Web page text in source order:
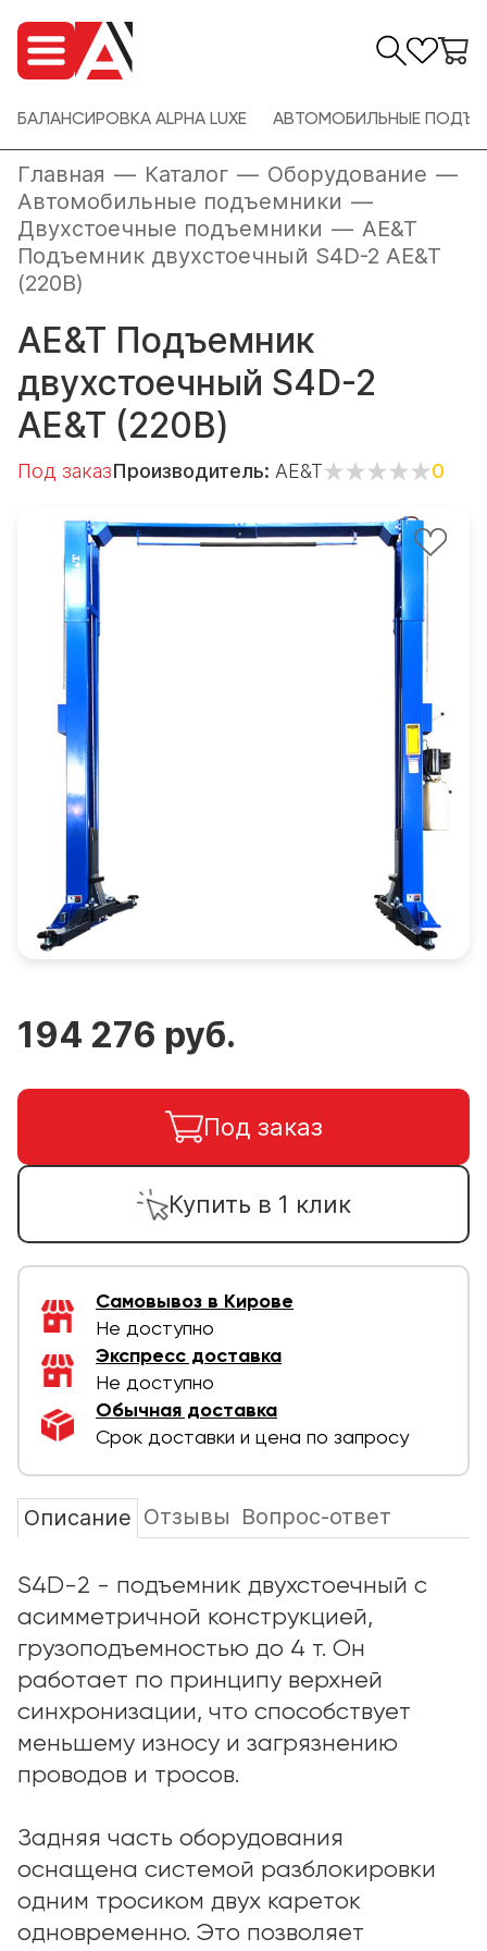
БАЛАНСИРОВКА ALPHA LUXE АВТОМОБИЛЬНЫЕ
Главная — Каталог — Оборудование —
Автомобильные подъемники —
Двухстоечные подъемники — AE&T
Подъемник двухстоечный S4D-2 AE&T
(220В)
AE&T Подъемник
двухстоечный S4D-2
AE&T (220В)
Под заказПроизводитель: AE&T 0
194 276 руб.
Под заказ
Купить в 1 клик
Самовывоз в Кирове
Не доступно
Экспресс доставка
Не доступно
Обычная доставка
Срок доставки и цена по запросу
Описание Отзывы Вопрос-ответ
S4D-2 - подъемник двухстоечный с
асимметричной конструкцией,
грузоподъемностью до 4 т. Он
работает по принципу верхней
синхронизации, что способствует
меньшему износу и загрязнению
проводов и тросов.
Задняя часть оборудования
оснащена системой разблокировки
одним тросиком двух кареток
одновременно. Это позволяет